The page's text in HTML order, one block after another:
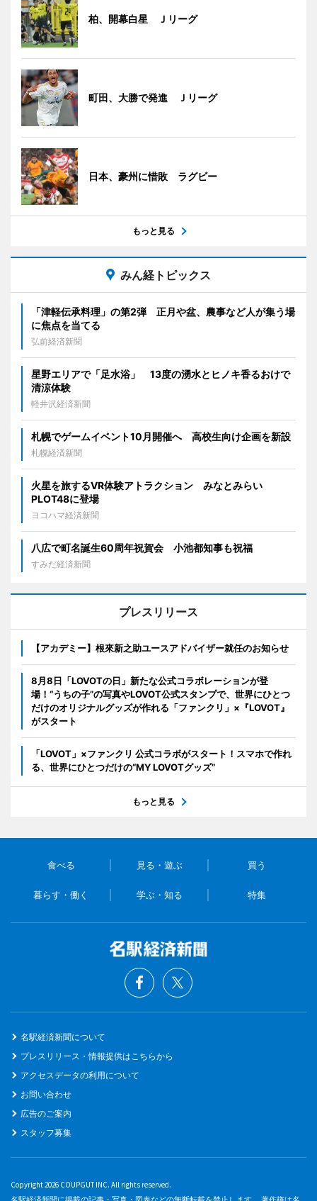
柏、開幕白星 Ｊリーグ
町田、大勝で発進 Ｊリーグ
日本、豪州に惜敗 ラグビー
もっと見る
みん経トピックス
「津軽伝承料理」の第2弾 正月や盆、農事など人が集う場
に焦点を当てる
弘前経済新聞
星野エリアで「足水浴」 13度の湧水とヒノキ香るおけで
清涼体験
軽井沢経済新聞
札幌でゲームイベント10月開催へ 高校生向け企画を新設
札幌経済新聞
火星を旅するVR体験アトラクション みなとみらい
PLOT48に登場
ヨコハマ経済新聞
八広で町名誕生60周年祝賀会 小池都知事も祝福
すみだ経済新聞
プレスリリース
【アカデミー】根來新之助ユースアドバイザー就任のお知らせ
8月8日「LOVOTの日」新たな公式コラボレーションが登
場！“うちの子”の写真やLOVOT公式スタンプで、世界にひとつ
だけのオリジナルグッズが作れる「ファンクリ」×『LOVOT』
がスタート
「LOVOT」×ファンクリ 公式コラボがスタート！スマホで作れ
る、世界にひとつだけの“MY LOVOTグッズ”
もっと見る
食べる 見る・遊ぶ 買う
暮らす・働く 学ぶ・知る 特集
名駅経済新聞について
プレスリリース・情報提供はこちらから
アクセスデータの利用について
お問い合わせ
広告のご案内
スタッフ募集
Copyright 2026 COUPGUT INC. All rights reserved.